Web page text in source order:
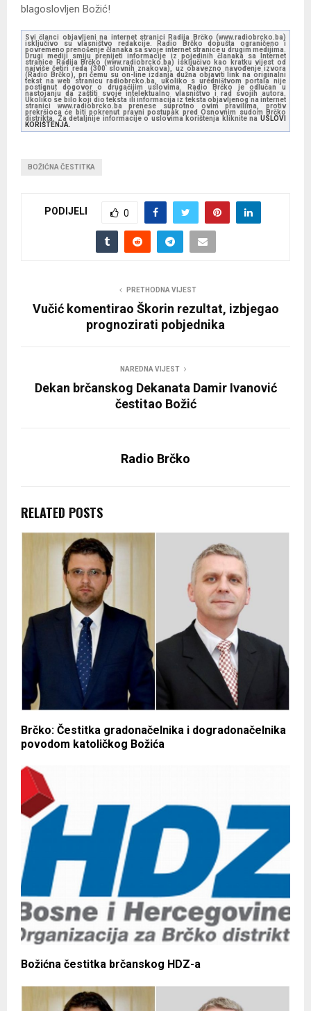
blagoslovljen Božić!
Svi članci objavljeni na internet stranici Radija Brčko (www.radiobrcko.ba)
isključivo su vlasništvo redakcije. Radio Brčko dopušta ograničeno i
povremeno prenošenje članaka sa svoje internet stranice u drugim medijima.
Drugi mediji smiju prenijeti informacije iz pojedinih članaka sa Internet
stranice Radija Brčko (www.radiobrcko.ba) isključivo kao kratku vijest od
najviše četiri reda (300 slovnih znakova), uz obavezno navođenje izvora
(Radio Brčko), pri čemu su on-line izdanja dužna objaviti link na originalni
tekst na web stranicu radiobrcko.ba, ukoliko s uredništvom portala nije
postignut dogovor o drugačijim uslovima. Radio Brčko je odlučan u
nastojanju da zaštiti svoje intelektualno vlasništvo i rad svojih autora.
Ukoliko se bilo koji dio teksta ili informacija iz teksta objavljenog na internet
stranici www.radiobrcko.ba prenese suprotno ovim pravilima, protiv
prekršioca će biti pokrenut pravni postupak pred Osnovnim sudom Brčko
distrikta. Za detaljnije informacije o uslovima korištenja kliknite na USLOVI
KORIŠTENJA.
BOŽIĆNA ČESTITKA
PODIJELI 0
PRETHODNA VIJEST
Vučić komentirao Škorin rezultat, izbjegao
prognozirati pobjednika
NAREDNA VIJEST
Dekan brčanskog Dekanata Damir Ivanović
čestitao Božić
Radio Brčko
RELATED POSTS
Brčko: Čestitka gradonačelnika i dogradonačelnika
povodom katoličkog Božića
Božićna čestitka brčanskog HDZ-a